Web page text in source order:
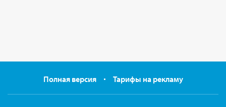
Полная версия Тарифы на рекламу